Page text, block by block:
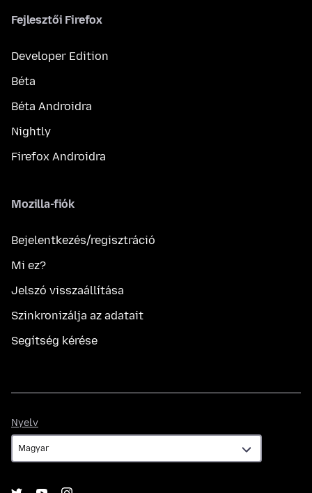
Fejlesztői Firefox
Developer Edition
Béta
Béta Androidra
Nightly
Firefox Androidra
Mozilla-fiók
Bejelentkezés/regisztráció
Mi ez?
Jelszó visszaállítása
Szinkronizálja az adatait
Segítség kérése
Nyelv